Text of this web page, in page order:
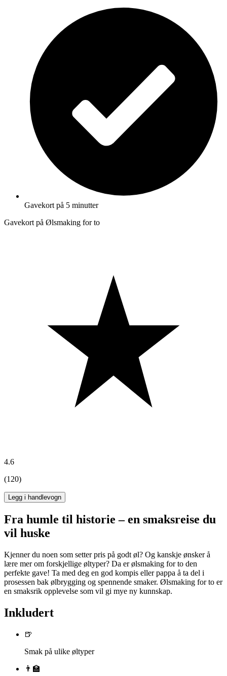
Gavekort på 5 minutter
Gavekort på Ølsmaking for to
4.6
(120)
Legg i handlevogn
Fra humle til historie – en smaksreise du
vil huske
Kjenner du noen som setter pris på godt øl? Og kanskje ønsker å
lære mer om forskjellige øltyper? Da er ølsmaking for to den
perfekte gave! Ta med deg en god kompis eller pappa å ta del i
prosessen bak ølbrygging og spennende smaker. Ølsmaking for to er
en smaksrik opplevelse som vil gi mye ny kunnskap.
Inkludert
🍺
Smak på ulike øltyper
👨‍🏫